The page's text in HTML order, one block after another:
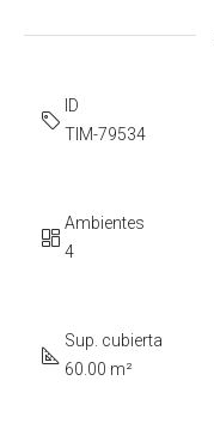
ID
TIM-79534
Ambientes
4
Sup. cubierta
60.00 m²